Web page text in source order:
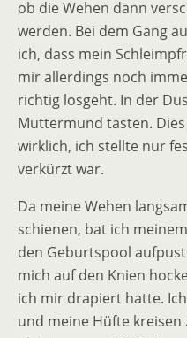
ob die Wehen dann
werden. Bei dem Gang
ich, dass mein
mir allerdings noch
richtig losgeht. In der
Muttermund tasten.
wirklich, ich stellte nur
verkürzt war.
Da meine Wehen
schienen, bat ich
den Geburtspool
mich auf den Knien
ich mir drapiert hatte.
und meine Hüfte kreisen